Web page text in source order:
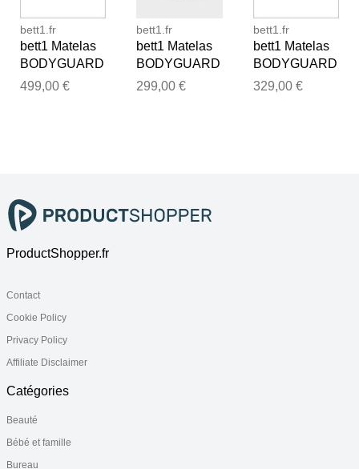
bett1.fr
bett1 Matelas
BODYGUARD
®, fermeté
499,00 €
bett1.fr
bett1 Matelas
BODYGUARD
®, fermeté
299,00 €
bett1.fr
bett1 Matelas
BODYGUARD
®, fermeté
329,00 €
ProductShopper.fr
Contact
Cookie Policy
Privacy Policy
Affiliate Disclaimer
Catégories
Beauté
Bébé et famille
Bureau